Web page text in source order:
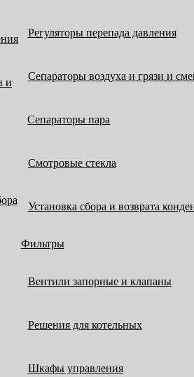
Регуляторы перепада давления
Сепараторы воздуха и грязи и
Сепараторы пара
Смотровые стекла
Установка сбора и возврата
Фильтры
Вентили запорные и клапаны
Решения для котельных
Шкафы управления